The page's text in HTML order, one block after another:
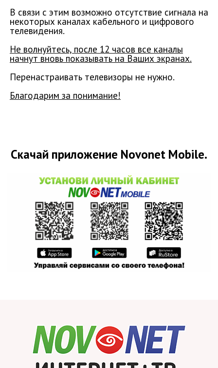
В связи с этим возможно отсутствие сигнала на
некоторых каналах кабельного и цифрового
телевидения.
Не волнуйтесь, после 12 часов все каналы
начнут вновь показывать на Ваших экранах.
Перенастраивать телевизоры не нужно.
Благодарим за понимание!
Скачай приложение Novonet Mobile.